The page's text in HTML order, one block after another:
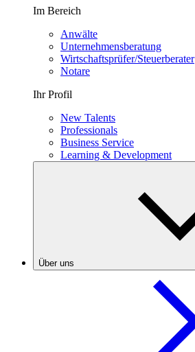
Im Bereich
Anwälte
Unternehmensberatung
Wirtschaftsprüfer/Steuerberater
Notare
Ihr Profil
New Talents
Professionals
Business Service
Learning & Development
Über uns